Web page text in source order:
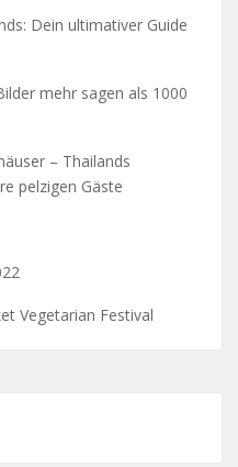
Dein ultimativer Guide
mehr sagen als 1000
– Thailands
pelzigen Gäste
Vegetarian Festival